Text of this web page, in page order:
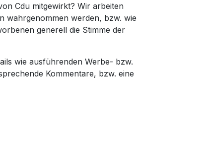
Cdu mitgewirkt? Wir arbeiten
wahrgenommen werden, bzw. wie
generell die Stimme der
wie ausführenden Werbe- bzw.
Kommentare, bzw. eine